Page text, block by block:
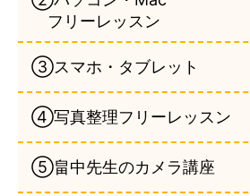
フリーレッスン
③スマホ・タブレット
④写真整理フリーレッスン
⑤畠中先生のカメラ講座